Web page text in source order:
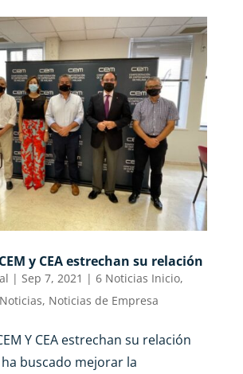
y CEA estrechan su relación
| Sep 7, 2021 | 6 Noticias Inicio,
Noticias, Noticias de Empresa
Y CEA estrechan su relación
buscado mejorar la